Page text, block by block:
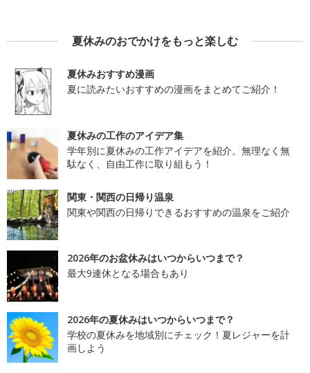
夏休みのおでかけをもっと楽しむ
夏休みおすすめ漫画
夏に読みたいおすすめの漫画をまとめてご紹介！
夏休みの工作のアイデア集
学年別に夏休みの工作アイデアを紹介。無理なく無
駄なく、自由工作に取り組もう！
関東・関西の日帰り温泉
関東や関西の日帰りできるおすすめの温泉をご紹介
2026年のお盆休みはいつからいつまで？
最大9連休となる場合もあり
2026年の夏休みはいつからいつまで？
学校の夏休みを地域別にチェック！夏レジャーを計
画しよう